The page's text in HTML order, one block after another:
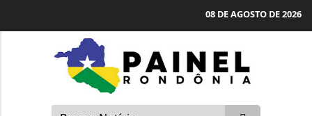
08 DE AGOSTO DE 2026